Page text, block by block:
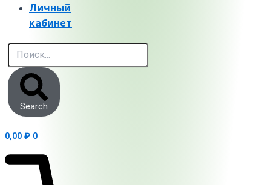
Личный
кабинет
Search
0,00 ₽ 0